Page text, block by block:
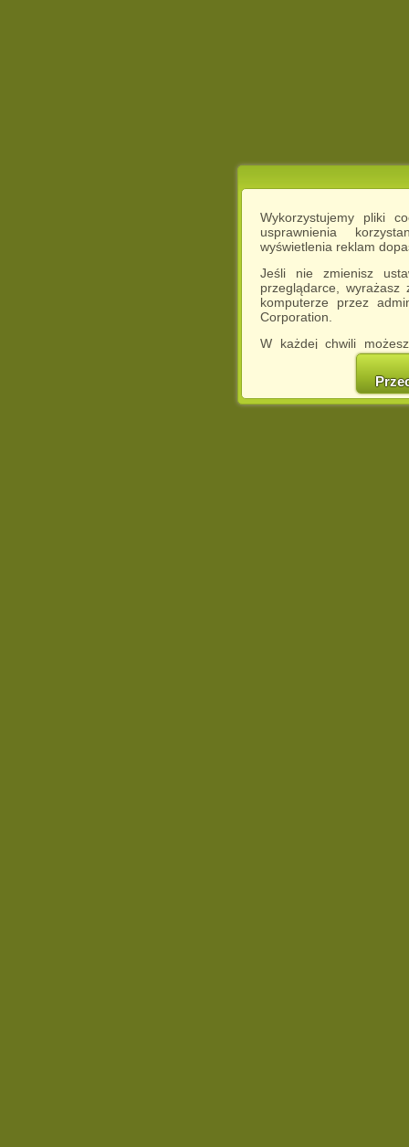
Wykorzystujemy pliki
usprawnienia
wyświetlenia reklam
Jeśli nie zmienisz
przeglądarce,
komputerze przez
Corporation.
W każdej chwili
cookies w swojej
w naszej
http://chomikuj.pl/